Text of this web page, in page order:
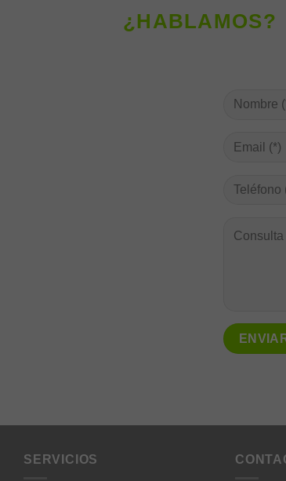
¿HABLAMOS?
SERVICIOS